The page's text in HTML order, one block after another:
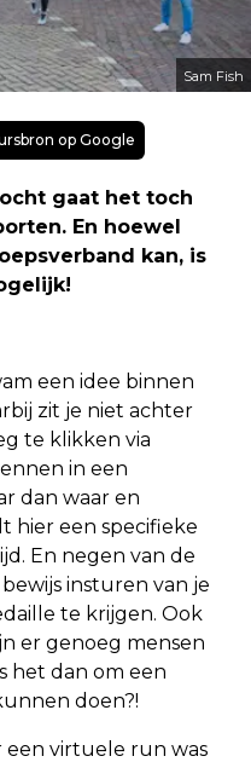
Sam Fish
op Google
gaat het toch
En hoewel
kan, is
een idee binnen
zit je niet achter
te klikken via
in een
dan waar en
hier een specifieke
En negen van de
insturen van je
te krijgen. Ook
er genoeg mensen
het dan om een
doen?!
een virtuele run was